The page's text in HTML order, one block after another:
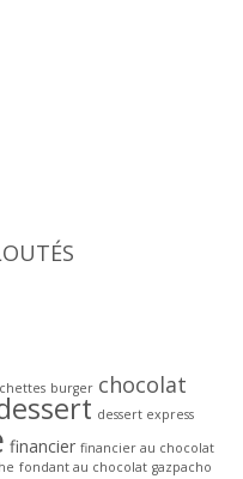
burger chocolat
dessert express
financier financier au chocolat
fondant au chocolat gazpacho